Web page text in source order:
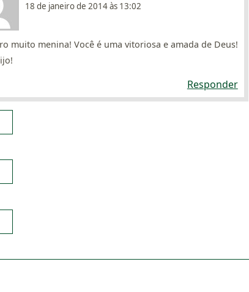
18 de janeiro de 2014 às 13:02
muito menina! Você é uma vitoriosa e amada de Deus!
Responder